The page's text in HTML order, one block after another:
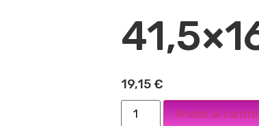
19,15€
Añadir al carrito